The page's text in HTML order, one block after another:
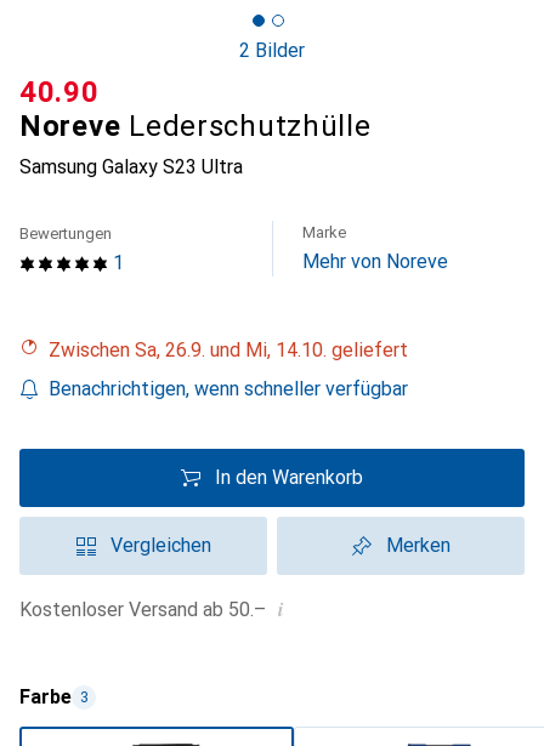
2 Bilder
Noreve Lederschutzhülle
Samsung Galaxy S23 Ultra
CHF
40.90
1
Bewertungen Marke
Mehr von Noreve
Zwischen Sa, 26.9. und Mi, 14.10. geliefert
Benachrichtigen, wenn schneller verfügbar
In den Warenkorb
Vergleichen Merken
Kostenloser Versand ab 50.– i
Farbe 3